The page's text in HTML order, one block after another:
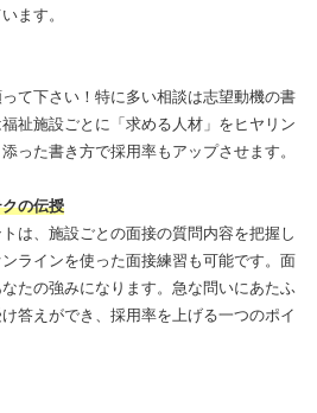
ます。
て下さい！特に多い相談は志望動機の書
祉施設ごとに「求める人材」をヒヤリン
った書き方で採用率もアップさせます。
の伝授
は、施設ごとの面接の質問内容を把握し
ラインを使った面接練習も可能です。面
たの強みになります。急な問いにあたふ
答えができ、採用率を上げる一つのポイ